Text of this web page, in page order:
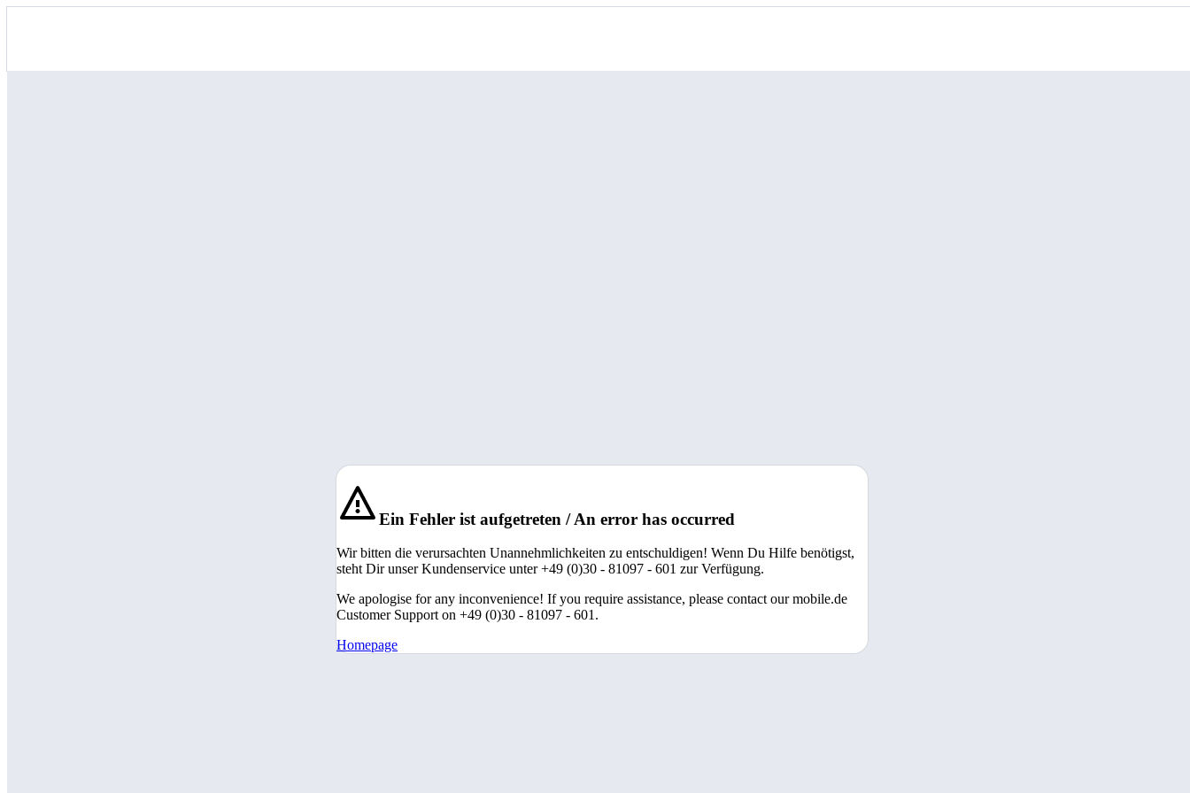
Ein Fehler ist aufgetreten / An error has occurred
Wir bitten die verursachten Unannehmlichkeiten zu entschuldigen! Wenn Du Hilfe benötigst,
steht Dir unser Kundenservice unter +49 (0)30 - 81097 - 601 zur Verfügung.
We apologise for any inconvenience! If you require assistance, please contact our mobile.de
Customer Support on +49 (0)30 - 81097 - 601.
Homepage